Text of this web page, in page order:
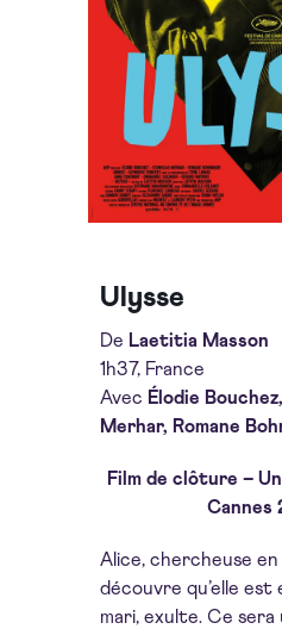
Ulysse
De Laetitia Masson
1h37, France
Avec Élodie
Merhar, Romane
Film de clôture –
Cannes
Alice, chercheuse en
découvre qu’elle est
mari, exulte. Ce sera